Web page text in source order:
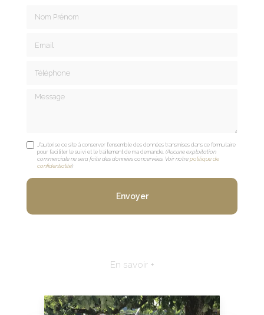
Message
J'autorise ce site à conserver l'ensemble des données transmises dans ce formulaire
pour faciliter le suivi et le traitement de ma demande.(Aucune exploitation
commerciale ne sera faite des données concervées. Voir notrepolitique de
confidentialité)
En savoir +